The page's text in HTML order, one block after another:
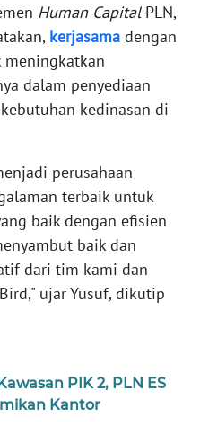
Human CapitalPLN,
kerjasama dengan
dalam penyediaan
kedinasan di
perusahaan
terbaik untuk
baik dengan efisien
baik dan
dari tim kami dan
ujar Yusuf, dikutip
PIK 2, PLN ES
Kantor